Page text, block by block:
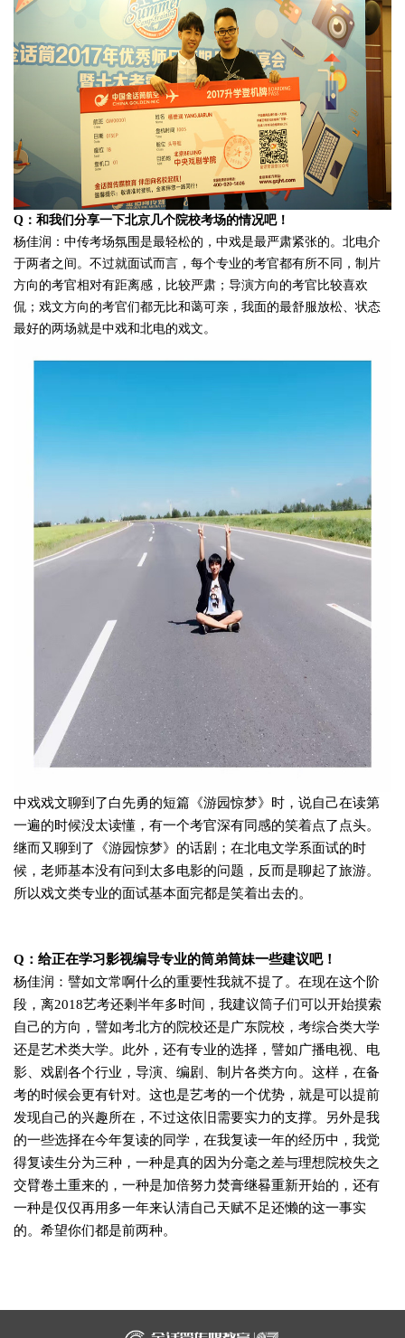
Q： 和我们分享一下北京几个院校考场的情况吧！
杨佳润： 中传考场氛围是最轻松的，中戏是最严肃紧张的。北电介
于两者之间。不过就面试而言，每个专业的考官都有所不同，制片
方向的考官相对有距离感，比较严肃；导演方向的考官比较喜欢
侃；戏文方向的考官们都无比和蔼可亲，我面的最舒服放松、状态
最好的两场就是中戏和北电的戏文。
中戏戏文聊到了白先勇的短篇《游园惊梦》时，说自己在读第
一遍的时候没太读懂，有一个考官深有同感的笑着点了点头。
继而又聊到了《游园惊梦》的话剧；在北电文学系面试的时
候，老师基本没有问到太多电影的问题，反而是聊起了旅游。
所以戏文类专业的面试基本面完都是笑着出去的。
Q： 给正在学习影视编导专业的筒弟筒妹一些建议吧！
杨佳润： 譬如文常啊什么的重要性我就不提了。在现在这个阶
段，离2018艺考还剩半年多时间，我建议筒子们可以开始摸索
自己的方向，譬如考北方的院校还是广东院校，考综合类大学
还是艺术类大学。此外，还有专业的选择，譬如广播电视、电
影、戏剧各个行业，导演、编剧、制片各类方向。 这样，在备
考的时候会更有针对。这也是艺考的一个优势，就是可以提前
发现自己的兴趣所在，不过这依旧需要实力的支撑。另外是我
的一些选择在今年复读的同学，在我复读一年的经历中，我觉
得复读生分为三种，一种是真的因为分毫之差与理想院校失之
交臂卷土重来的，一种是加倍努力焚膏继晷重新开始的，还有
一种是仅仅再用多一年来认清自己天赋不足还懒的这一事实
的。希望你们都是前两种。